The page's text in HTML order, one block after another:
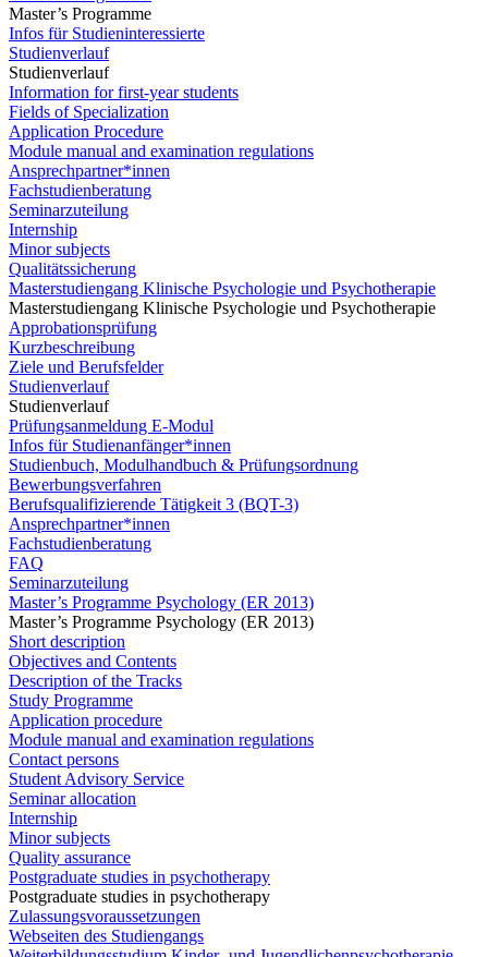
Master’s Programme
Infos für Studieninteressierte
Studienverlauf
Studienverlauf
Information for first-year students
Fields of Specialization
Application Procedure
Module manual and examination regulations
Ansprechpartner*innen
Fachstudienberatung
Seminarzuteilung
Internship
Minor subjects
Qualitätssicherung
Masterstudiengang Klinische Psychologie und Psychotherapie
Masterstudiengang Klinische Psychologie und Psychotherapie
Approbationsprüfung
Kurzbeschreibung
Ziele und Berufsfelder
Studienverlauf
Studienverlauf
Prüfungsanmeldung E-Modul
Infos für Studienanfänger*innen
Studienbuch, Modulhandbuch & Prüfungsordnung
Bewerbungsverfahren
Berufsqualifizierende Tätigkeit 3 (BQT-3)
Ansprechpartner*innen
Fachstudienberatung
FAQ
Seminarzuteilung
Master’s Programme Psychology (ER 2013)
Master’s Programme Psychology (ER 2013)
Short description
Objectives and Contents
Description of the Tracks
Study Programme
Application procedure
Module manual and examination regulations
Contact persons
Student Advisory Service
Seminar allocation
Internship
Minor subjects
Quality assurance
Postgraduate studies in psychotherapy
Postgraduate studies in psychotherapy
Zulassungsvoraussetzungen
Webseiten des Studiengangs